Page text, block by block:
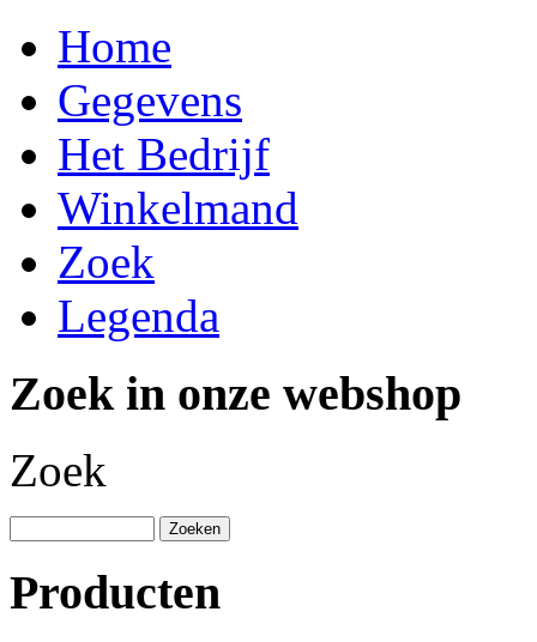
Home
Gegevens
Het Bedrijf
Winkelmand
Zoek
Legenda
Zoek in onze webshop
Zoek
Producten